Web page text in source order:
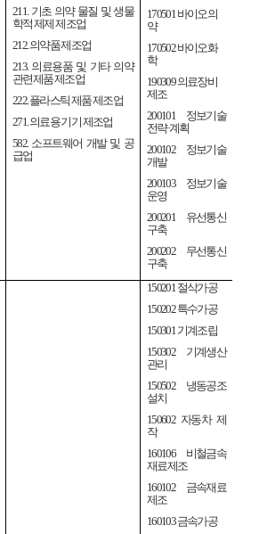
211. 기초 의약 물질 및 생물
학적 제제 제조업
212. 의약품 제조업
213. 의료용품 및 기타 의약
관련제품 제조업
222. 플라스틱 제품 제조업
271. 의료용 기기 제조업
582. 소프트웨어 개발 및 공
급업
170501 바이오의
약
170502바이오화
학
190309의료장비
제조
200101 정보기술
전략·계획
200102 정보기술
개발
200103 정보기술
운영
200201 유선통신
구축
200202 무선통신
구축
150201 절삭가공
150202특수가공
150301 기계조립
150302 기계생산
관리
150502 냉동공조
설치
150602 자동차 제
작
160106 비철금속
재료제조
160102 금속재료
제조
160103금속가공